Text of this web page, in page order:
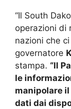
“Il South
operazioni di
nazioni che
governatore
stampa. “Il
le
manipolare
dati dai